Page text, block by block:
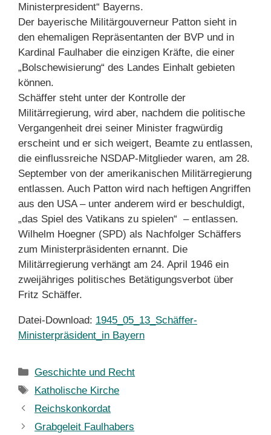
Ministerpresident“ Bayerns.
Der bayerische Militärgouverneur Patton sieht in
den ehemaligen Repräsentanten der BVP und in
Kardinal Faulhaber die einzigen Kräfte, die einer
„Bolschewisierung“ des Landes Einhalt gebieten
können.
Schäffer steht unter der Kontrolle der
Militärregierung, wird aber, nachdem die politische
Vergangenheit drei seiner Minister fragwürdig
erscheint und er sich weigert, Beamte zu entlassen,
die einflussreiche NSDAP-Mitglieder waren, am 28.
September von der amerikanischen Militärregierung
entlassen. Auch Patton wird nach heftigen Angriffen
aus den USA – unter anderem wird er beschuldigt,
„das Spiel des Vatikans zu spielen“ – entlassen.
Wilhelm Hoegner (SPD) als Nachfolger Schäffers
zum Ministerpräsidenten ernannt. Die
Militärregierung verhängt am 24. April 1946 ein
zweijähriges politisches Betätigungsverbot über
Fritz Schäffer.
Datei-Download: 1945_05_13_Schäffer-
Ministerpräsident_in Bayern
Kategorien
Geschichte und Recht
Schlagwörter
Katholische Kirche
Reichskonkordat
Grabgeleit Faulhabers